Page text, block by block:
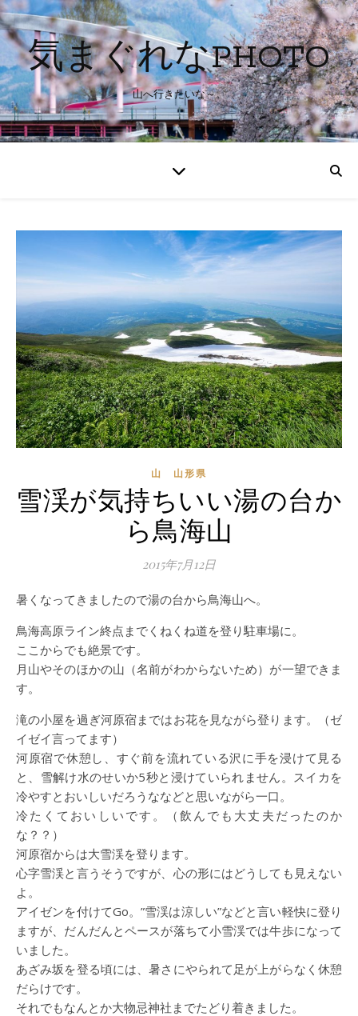
気まぐれなPHOTO
山へ行きたいな～。
山 山形県
雪渓が気持ちいい湯の台か
ら鳥海山
2015年7月12日
暑くなってきましたので湯の台から鳥海山へ。
鳥海高原ライン終点までくねくね道を登り駐車場に。
ここからでも絶景です。
月山やそのほかの山（名前がわからないため）が一望できま
す。
滝の小屋を過ぎ河原宿まではお花を見ながら登ります。（ゼ
イゼイ言ってます）
河原宿で休憩し、すぐ前を流れている沢に手を浸けて見る
と、雪解け水のせいか5秒と浸けていられません。スイカを
冷やすとおいしいだろうななどと思いながら一口。
冷たくておいしいです。（飲んでも大丈夫だったのか
な？？）
河原宿からは大雪渓を登ります。
心字雪渓と言うそうですが、心の形にはどうしても見えない
よ。
アイゼンを付けてGo。”雪渓は涼しい”などと言い軽快に登り
ますが、だんだんとペースが落ちて小雪渓では牛歩になって
いました。
あざみ坂を登る頃には、暑さにやられて足が上がらなく休憩
だらけです。
それでもなんとか大物忌神社までたどり着きました。